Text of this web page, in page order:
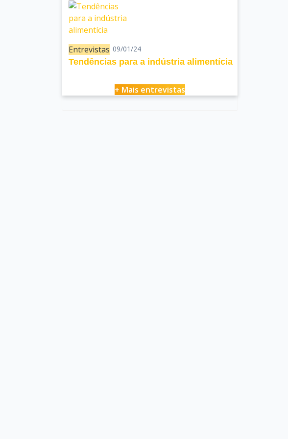
Entrevistas 09/01/24
Tendências para a indústria alimentícia
+ Mais entrevistas